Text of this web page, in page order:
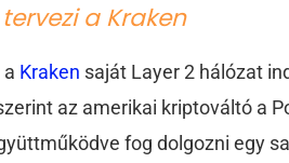
a Kraken
Kraken saját Layer 2 hálózat
az amerikai kriptováltó a
fog dolgozni egy